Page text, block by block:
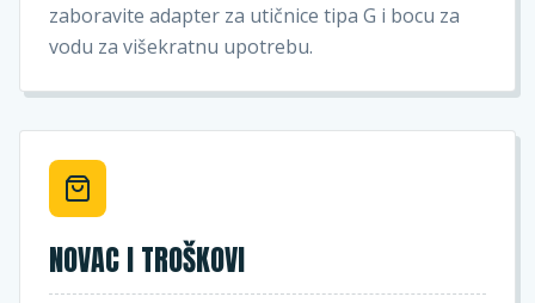
zaboravite adapter za utičnice tipa G i bocu za
vodu za višekratnu upotrebu.
NOVAC I TROŠKOVI